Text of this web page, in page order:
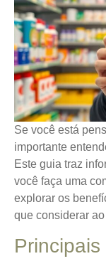
Se você está
importante
Este guia traz
você faça uma
explorar os
que considerar